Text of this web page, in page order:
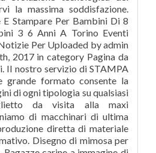
la massima soddisfazione.
Stampare Per Bambini Di 8
3 6 Anni A Torino Eventi
Per Uploaded by admin
2017 in category Pagina da
Il nostro servizio di STAMPA
grande formato consente la
di ogni tipologia su qualsiasi
da visita alla maxi
di macchinari di ultima
diretta di materiale
Disegno di mimosa per